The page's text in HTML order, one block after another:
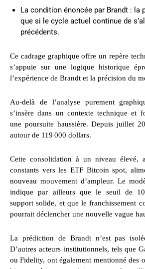
La condition énoncée par Brandt : la
que si le cycle actuel continue de
précédents.
Ce cadrage graphique offre un repère
s’appuie sur une logique historique
l’expérience de Brandt et la précision du
Au-delà de l’analyse purement
s’insère dans un contexte technique et
une poursuite haussière. Depuis juillet
autour de 119 000 dollars.
Cette consolidation à un niveau élevé,
constants vers les ETF Bitcoin spot,
nouveau mouvement d’ampleur. Le
indique par ailleurs que le seuil de
support solide, et que le franchissement
pourrait déclencher une nouvelle vague
La prédiction de Brandt n’est pas
D’autres acteurs institutionnels, tels que
ou Fidelity, ont également mentionné des